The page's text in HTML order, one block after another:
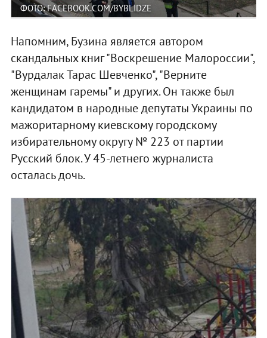
ФОТО: FACEBOOK.COM/BYBLIDZE
Напомним, Бузина является автором
скандальных книг "Воскрешение Малороссии",
"Вурдалак Тарас Шевченко", "Верните
женщинам гаремы" и других. Он также был
кандидатом в народные депутаты Украины по
мажоритарному киевскому городскому
избирательному округу № 223 от партии
Русский блок. У 45-летнего журналиста
осталась дочь.